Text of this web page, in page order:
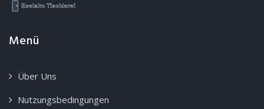
Menü
Über Uns
Nutzungsbedingungen